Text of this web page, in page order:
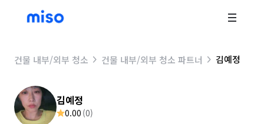
건물 내부/외부 청소 건물 내부/외부 청소 파트너 김예정
김예정
0.00 (0)